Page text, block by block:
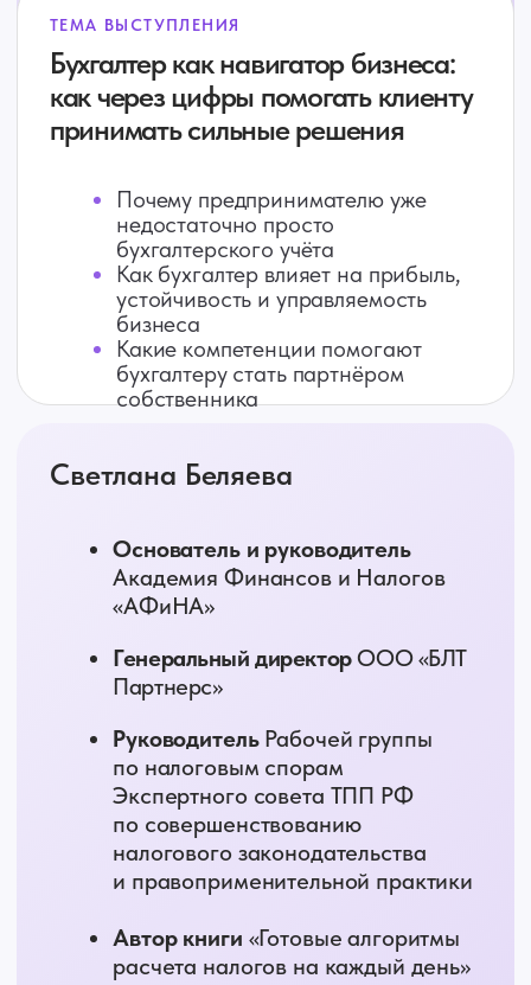
позицию бухгалтера, без которой
невозможно расти ни вам, ни вашим
Бухфорум 2026для вас
если вы хотите:
01
клиентами
Повышать чек и уверенно
аргументировать стоимость
Выстроить системную и прибыльную
Стать для клиента не «бухгалтером»,
а партнёром в управлении бизнесом